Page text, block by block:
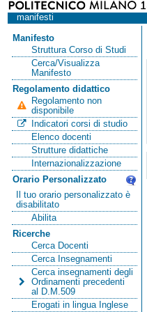
manifesti
Manifesto
Struttura Corso di Studi
Cerca/Visualizza
Manifesto
Regolamento didattico
Regolamento non
disponibile
Indicatori corsi di studio
Elenco docenti
Strutture didattiche
Internazionalizzazione
Orario Personalizzato
Il tuo orario personalizzato è
disabilitato
Abilita
Ricerche
Cerca Docenti
Cerca Insegnamenti
Cerca insegnamenti degli
Ordinamenti precedenti
al D.M.509
Erogati in lingua Inglese